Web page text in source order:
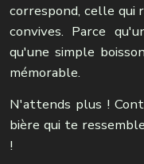
correspond, celle qui
convives. Parce
qu'une simple
mémorable.
N'attends plus !
bière qui te
!